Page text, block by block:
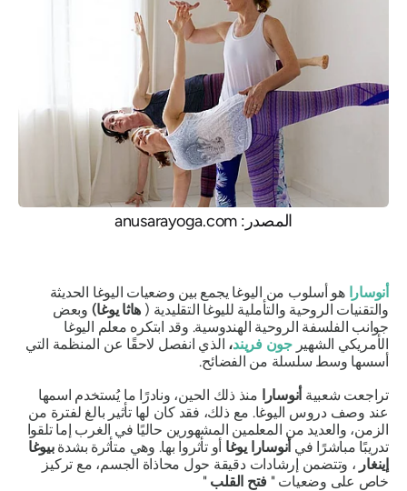
المصدر: anusarayoga.com
أنوساراهو أسلوب من اليوغا يجمع بين وضعيات اليوغا الحديثة
والتقنيات الروحية والتأملية لليوغا التقليدية ( هاثا يوغا)وبعض
جوانب الفلسفة الروحية الهندوسية. وقد ابتكره معلم اليوغا
الأمريكي الشهيرجون فريند،الذي انفصل لاحقًا عن المنظمة التي
أسسها وسط سلسلة من الفضائح.
تراجعت شعبيةأنوسارامنذ ذلك الحين، ونادرًا ما يُستخدم اسمها
عند وصف دروس اليوغا. مع ذلك، فقد كان لها تأثير بالغ لفترة من
الزمن، والعديد من المعلمين المشهورين حاليًا في الغرب إما تلقوا
تدريبًا مباشرًا في أنوسارا يوغاأو تأثروا بها. وهي متأثرة بشدةبيوغا
إينغار، وتتضمن إرشادات دقيقة حول محاذاة الجسم، مع تركيز
خاص على وضعيات " فتح القلب"